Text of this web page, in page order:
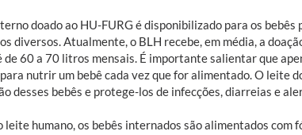
doado ao HU-FURG é disponibilizado para os bebês
diversos. Atualmente, o BLH recebe, em média, a
de 60 a 70 litros mensais. É importante salientar que
nutrir um bebê cada vez que for alimentado. O leite
desses bebês e protege-los de infecções, diarreias e
leite humano, os bebês internados são alimentados com